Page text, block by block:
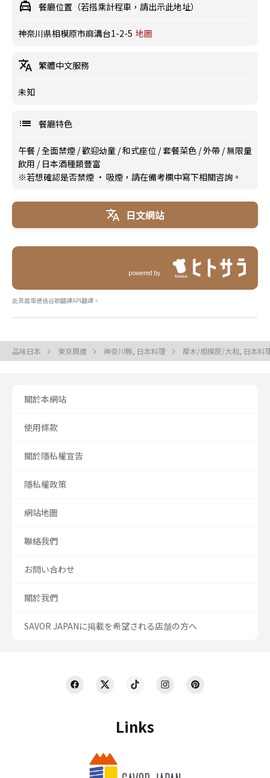
餐廳位置（若搭乘計程車，請出示此地址）
神奈川県相模原市麻溝台1-2-5 地圖
繁體中文服務
未知
餐廳特色
午餐 /全面禁煙 /歡迎幼童 /和式座位 /套餐菜色 /外帶 /無限量
飲用 / 日本酒種類豐富
※若想確認是否禁煙 · 吸煙，請在備考欄中寫下相關咨詢。
日文網站
powered by
此頁面是通過谷歌翻譯API翻譯。
品味日本 東京周遭 神奈川縣, 日本料理 厚木/相模原/大和, 日本料
Links
關於本網站
使用條款
關於隱私權宣告
隱私權政策
網站地圖
聯絡我們
お問い合わせ
關於我們
SAVOR JAPANに掲載を希望される店舗の方へ